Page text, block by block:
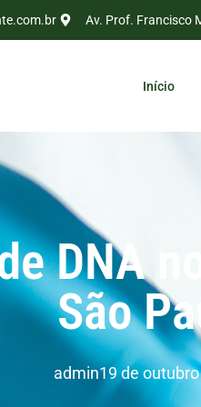
Av. Prof. Francisco
Início
DNA
São
admin19 de